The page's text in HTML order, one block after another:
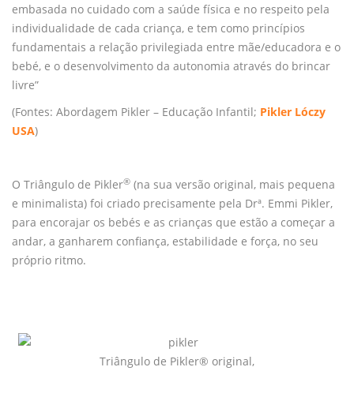
embasada no cuidado com a saúde física e no respeito pela
individualidade de cada criança, e tem como princípios
fundamentais a relação privilegiada entre mãe/educadora e o
bebé, e o desenvolvimento da autonomia através do brincar
livre”
(Fontes: Abordagem Pikler – Educação Infantil; Pikler Lóczy
USA)
O Triângulo de Pikler® (na sua versão original, mais pequena
e minimalista) foi criado precisamente pela Drª. Emmi Pikler,
para encorajar os bebés e as crianças que estão a começar a
andar, a ganharem confiança, estabilidade e força, no seu
próprio ritmo.
Triângulo de Pikler® original,